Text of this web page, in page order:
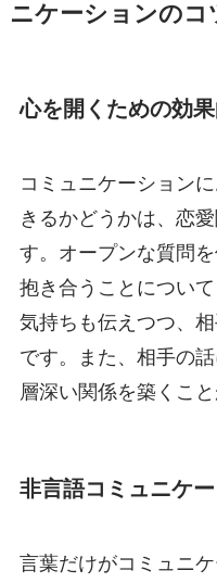
ニケーションのコ
心を開くための効
コミュニケーション
きるかどうかは、恋
す。オープンな質問
抱き合うことについ
気持ちも伝えつつ、
です。また、相手の
層深い関係を築くこと
非言語コミュニケ
言葉だけがコミュニ